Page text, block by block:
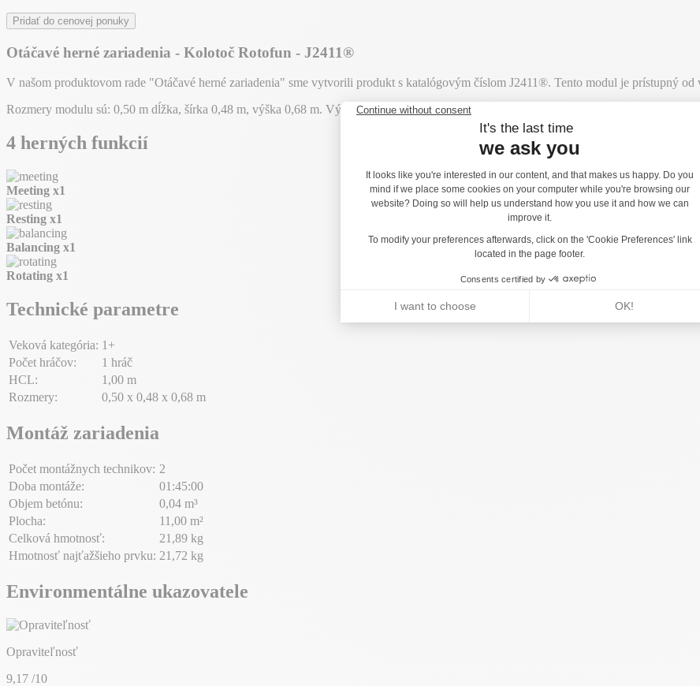
Pridať do cenovej ponuky
Otáčavé herné zariadenia - Kolotoč Rotofun - J2411®
V našom produktovom rade "Otáčavé herné zariadenia" sme vytvorili produkt s katalógovým číslom J2411®. Tento modul je prístupný od
Rozmery modulu sú: 0,50 m dĺžka, šírka 0,48 m, výška 0,68 m. Výška voľného pádu (HCL) je 1,00 metrov.
4 herných funkcií
Meeting x1
Resting x1
Balancing x1
Rotating x1
Technické parametre
Veková kategória: 1+
Počet hráčov:
1 hráč
HCL:
1,00 m
Rozmery:
0,50 x 0,48 x 0,68 m
Montáž zariadenia
Počet montážnych technikov: 2
Doba montáže:
01:45:00
Objem betónu:
0,04 m³
Plocha:
11,00 m²
Celková hmotnosť:
21,89 kg
Hmotnosť najťažšieho prvku: 21,72 kg
Environmentálne ukazovatele
Opraviteľnosť
9,17 /10